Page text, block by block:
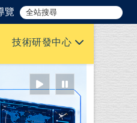
覽
技術研發中心